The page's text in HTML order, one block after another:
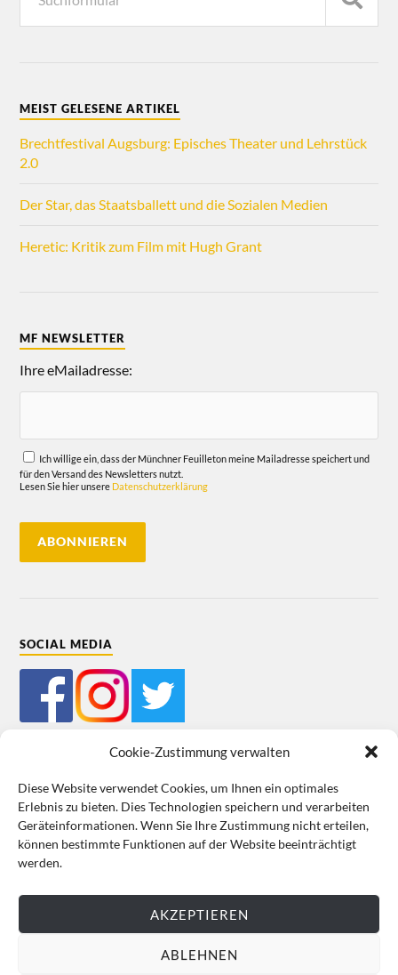
Cookie-Zustimmung verwalten
Diese Website verwendet Cookies, um Ihnen ein optimales
Erlebnis zu bieten. Dies Technologien speichern und verarbeiten
Geräteinformationen. Wenn Sie Ihre Zustimmung nicht erteilen,
können bestimmte Funktionen auf der Website beeinträchtigt
werden.
AKZEPTIEREN
ABLEHNEN
MEIST GELESENE ARTIKEL
Brechtfestival Augsburg: Episches Theater und Lehrstück
2.0
Der Star, das Staatsballett und die Sozialen Medien
Heretic: Kritik zum Film mit Hugh Grant
MF NEWSLETTER
Ihre eMailadresse:
Ich willige ein, dass der Münchner Feuilleton meine Mailadresse speichert und
für den Versand des Newsletters nutzt.
Lesen Sie hier unsere Datenschutzerklärung
SOCIAL MEDIA
Mein Bestellkonto Kundeninformationen Datenschutz
Cookie-Richtlinie (EU) Impressum
VERTRAG WIDERRUFEN